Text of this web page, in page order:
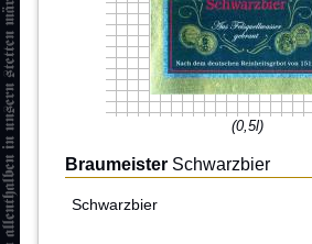
(0,5l)
Braumeister Schwarzbier
Schwarzbier